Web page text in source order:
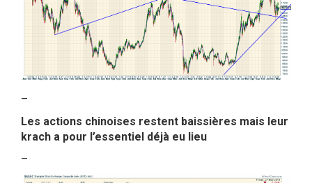
–
Les actions chinoises restent baissières mais leur
krach a pour l’essentiel déjà eu lieu
–